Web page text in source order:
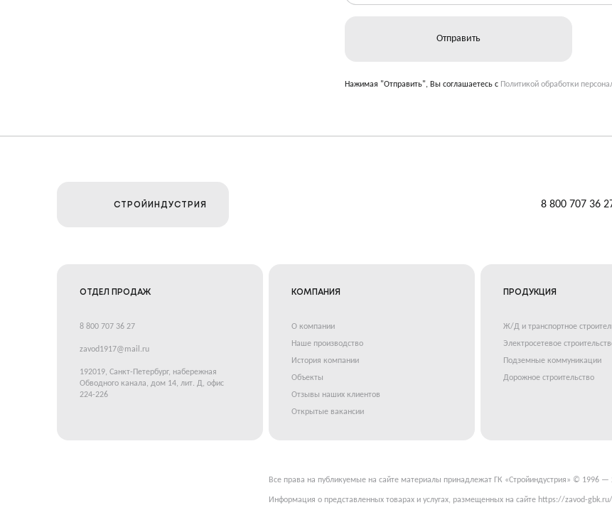
Нажимая "Отправить", Вы соглашаетесь с Политикой обработки
СТРОЙИНДУСТРИЯ 8 800 707 36
ОТДЕЛ ПРОДАЖ
8 800 707 36 27
zavod1917@mail.ru
192019, Санкт-Петербург, набережная
Обводного канала, дом 14, лит. Д, офис
224-226
КОМПАНИЯ
О компании
Наше производство
История компании
Объекты
Отзывы наших клиентов
Открытые вакансии
ПРОДУКЦИЯ
Ж/Д и транспортное
Электросетевое
Подземные коммуникации
Дорожное строительство
Все права на публикуемые на сайте материалы принадлежат ГК «Стройиндустрия» © 1996 —
Информация о представленных товарах и услугах, размещенных на сайте https://zavod-